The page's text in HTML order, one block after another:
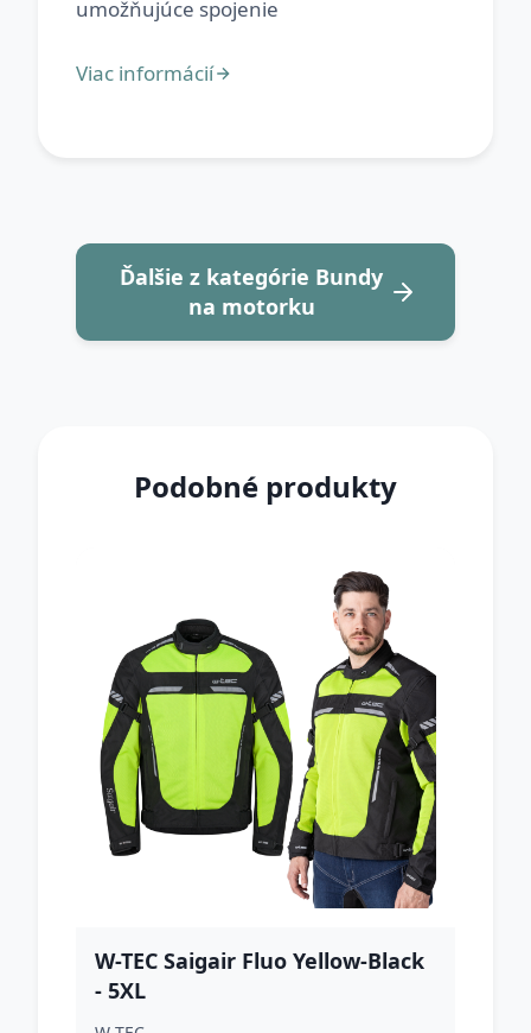
Ďalšie z kategórie Bundy
na motorku
Podobné produkty
W-TEC Saigair Fluo Yellow-Black
- 5XL